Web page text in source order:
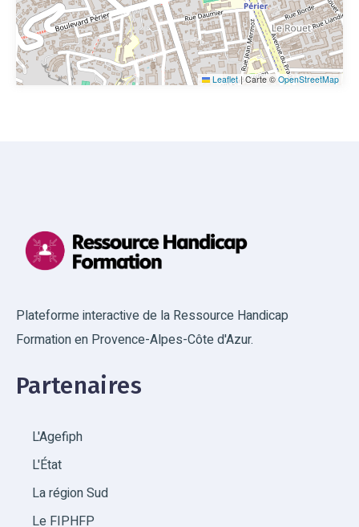
Leaflet |Carte © OpenStreetMap
Plateforme interactive de la Ressource Handicap
Formation en Provence-Alpes-Côte d'Azur.
Partenaires
L'Agefiph
L'État
La région Sud
Le FIPHFP